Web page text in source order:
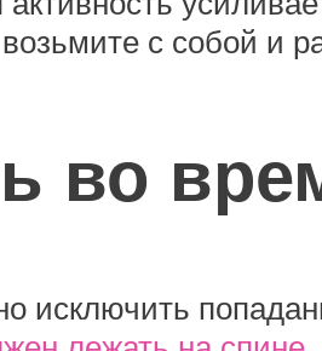
с собой и
во
исключить